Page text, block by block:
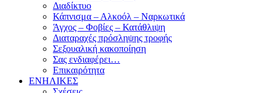
Διαδίκτυο
Κάπνισμα – Αλκοόλ – Ναρκωτικά
Άγχος – Φοβίες – Κατάθλιψη
Διαταραχές πρόσληψης τροφής
Σεξουαλική κακοποίηση
Σας ενδιαφέρει…
Επικαιρότητα
ΕΝΗΛΙΚΕΣ